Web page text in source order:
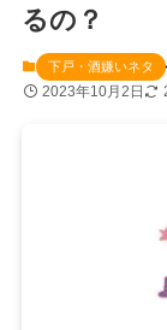
るの？
下戸・酒嫌いネタ
2023年10月2日